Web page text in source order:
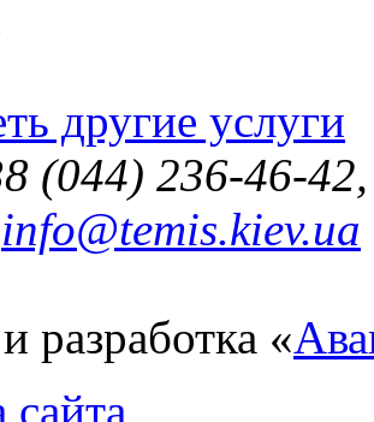
другие услуги
(044) 236-46-
info@temis.kiev.ua
разработка «
сайта